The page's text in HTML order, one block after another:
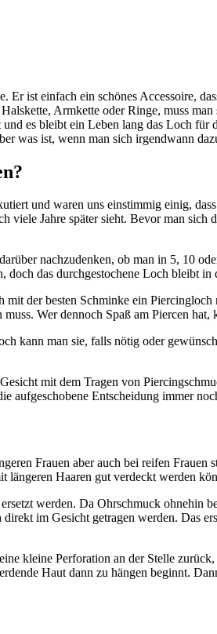
ist einfach ein schönes Accessoire,
Armkette oder Ringe, muss
es bleibt ein Leben lang das Loch für
was ist, wenn man sich irgendwann
und waren uns einstimmig einig,
viele Jahre später sieht. Bevor man
nachzudenken, ob man in 5, 10
das durchgestochene Loch bleibt in
mit der besten Schminke ein
Wer dennoch Spaß am Piercen
kann man sie, falls nötig oder
mit dem Tragen von
aufgeschobene Entscheidung immer
Frauen aber auch bei reifen
längeren Haaren gut verdeckt werden
werden. Da Ohrschmuck ohnehin
im Gesicht getragen werden.
kleine Perforation an der Stelle
Haut dann zu hängen beginnt.